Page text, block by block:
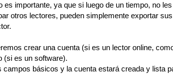
es importante, ya que si luego de un tiempo, no
otros lectores, pueden simplemente exportar
crear una cuenta (si es un lector online,
(si es un software).
campos básicos y la cuenta estará creada y lista